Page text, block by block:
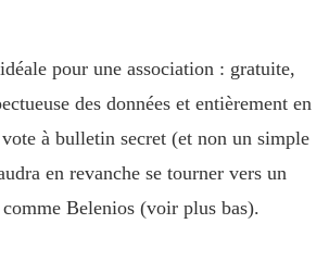
pour une association : gratuite,
des données et entièrement en
à bulletin secret (et non un simple
en revanche se tourner vers un
Belenios (voir plus bas).